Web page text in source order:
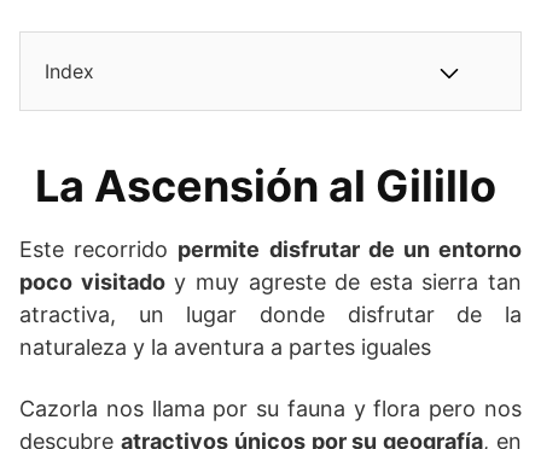
Index
La Ascensión al Gilillo
Este recorrido permite disfrutar de un entorno
poco visitadoy muy agreste de esta sierra tan
atractiva, un lugar donde disfrutar de la
naturaleza y la aventura a partes iguales
Cazorla nos llama por su fauna y flora pero nos
descubre atractivos únicos por su geografía, en